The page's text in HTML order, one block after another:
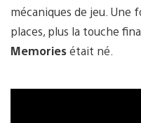
mécaniques de jeu. Une
places, plus la touche
Memoriesétait né.